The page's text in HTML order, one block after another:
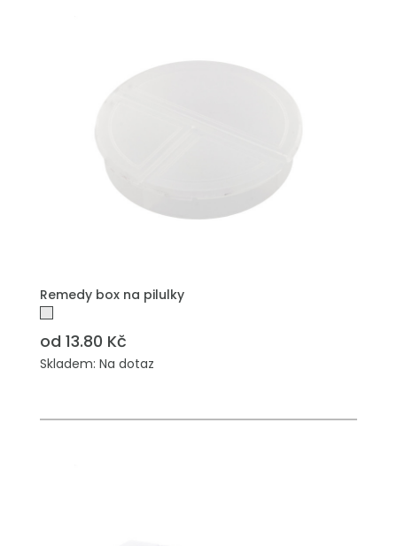
Remedy box na pilulky
od 13.80 Kč
Skladem: Na dotaz